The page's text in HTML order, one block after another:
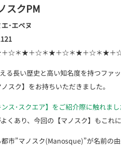
スクPM
エベヌ
☆＊★＋☆＊★＋☆＊★＋☆＊★＋
る長い歴史と高い知名度を持つファ
スク】をお持ちいただきました。
ス･スクエア】をご紹介際に触れまし
くあり、今回の【マノスク】もこれに
市”マノスク(Manosque)”が名前の由